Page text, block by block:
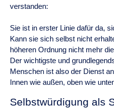
verstanden:
Sie ist in erster Linie dafür da,
Kann sie sich selbst nicht
höheren Ordnung nicht mehr
Der wichtigste und
Menschen ist also der Dienst
Innen wie außen, oben wie
Selbstwürdigung als